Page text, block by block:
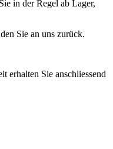
in der Regel ab Lager,
Sie an uns zurück.
erhalten Sie anschliessend